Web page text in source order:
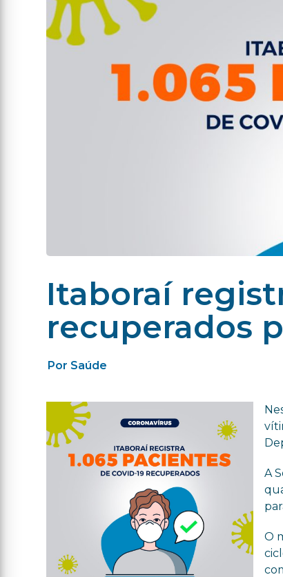
Itaboraí
recuperados
Por Saúde
A
O